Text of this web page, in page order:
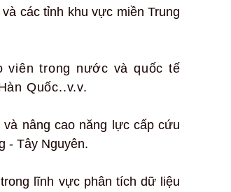
các tỉnh khu vực miền Trung
viên trong nước và quốc tế
Quốc..v.v.
nâng cao năng lực cấp cứu
- Tây Nguyên.
lĩnh vực phân tích dữ liệu